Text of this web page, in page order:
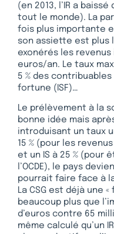
(en 2013, l’IR a
tout le monde). La
fois plus importante
son assiette est plus
exonérés les
euros/an. Le taux
5 % des contribuables
fortune (ISF)…
Le prélèvement à la
bonne idée mais
introduisant un taux
15 % (pour les
et un IS à 25 % (pour
l’OCDE), le pays
pourrait faire face à
La CSG est déjà une
beaucoup plus que
d’euros contre 65
même calculé qu’un